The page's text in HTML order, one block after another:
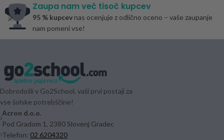
Zaupa nam več tisoč kupcev
95 % kupcev nas ocenjuje z odlično oceno – vaše zaupanje
nam pomeni vse!
Dobrodošli v Go2School, vaši prvi postaji za
vse šolske potrebščine!
Acron d.o.o.
Pod Gradom 1, 2380 Slovenj Gradec
Telefon: 02 6204320